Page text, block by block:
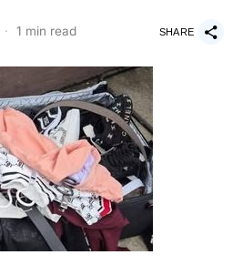
1 min read SHARE